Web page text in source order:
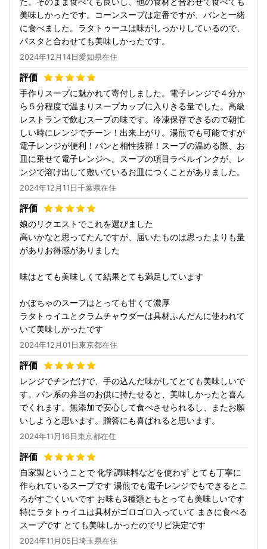
美味しかったです。コーンスープは定番ですが、パンと一緒
に食べました。ラタトゥーユは味がしっかりしているので、
パスタと合わせても美味しかったです。
2024年12月14日愛知県在住
手作りスープに魅かれて寄付しました。電子レンジで４分か
ら５分程度で温まりスープカップに入りきる量でした。高級
レストランで飲むスープの味です。冷凍保存できるので朝忙
しい時にレンジでチーン！出来上がり。湯煎でも可能ですが
電子レンジが便利！パンと相性抜群！スープの温める際、お
皿に乗せて電子レンジへ。スープの項目ラベルインクが、レ
ンジで溶け出して敷いているお皿につくことがありました。
2024年12月11日千葉県在住
娘のリクエストでこれを選びました
高いかなと思ってたんですが、届いたものは思ったよりも量
がありお得感がありました
味はとても美味しくて結果とても満足しています
かぼちゃのスープはとっても甘くて濃厚
ラタトゥイユとクラムチャウダーは具材ふんだんに使われて
いて美味しかったです
2024年12月01日東京都在住
レンジでチンだけで、手の込んだ味がしてとても美味しいで
す。パン系の弁当のお供に持たせると、美味しかったと喜ん
でくれます。無添加で安心して食べさせられるし、またお願
いしようと思います。贈答にも喜ばれると思います。
2024年11月16日東京都在住
自家製ということで 化学調味料などを使わず とても丁寧に
作られているスープです 湯煎でも電子レンジでもできるとこ
ろがすごくいいです お味も3種類ともとっても美味しいです
特にラタトゥイユは具材がゴロゴロ入っていて まさに食べる
スープです とても美味しかったのでリピ決定です
2024年11月05日埼玉県在住